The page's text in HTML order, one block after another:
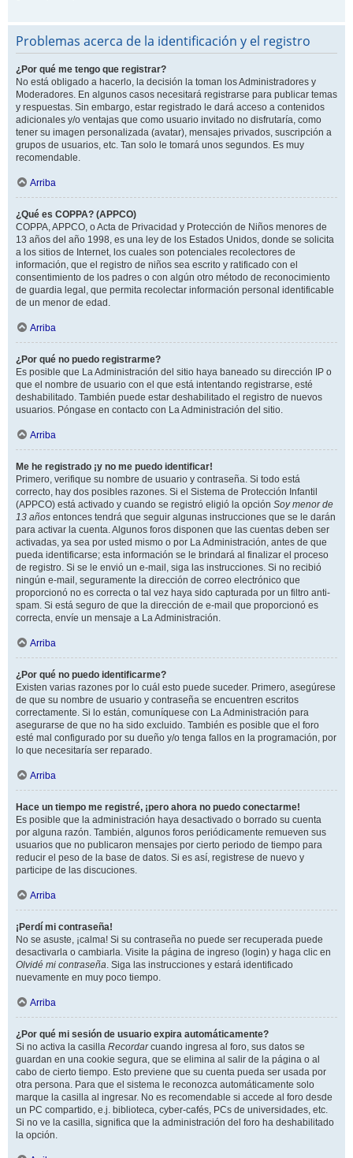
Problemas acerca de la identificación y el registro
¿Por qué me tengo que registrar?
No está obligado a hacerlo, la decisión la toman los Administradores y
Moderadores. En algunos casos necesitará registrarse para publicar temas
y respuestas. Sin embargo, estar registrado le dará acceso a contenidos
adicionales y/o ventajas que como usuario invitado no disfrutaría, como
tener su imagen personalizada (avatar), mensajes privados, suscripción a
grupos de usuarios, etc. Tan solo le tomará unos segundos. Es muy
recomendable.
Arriba
¿Qué es COPPA? (APPCO)
COPPA, APPCO, o Acta de Privacidad y Protección de Niños menores de
13 años del año 1998, es una ley de los Estados Unidos, donde se solicita
a los sitios de Internet, los cuales son potenciales recolectores de
información, que el registro de niños sea escrito y ratificado con el
consentimiento de los padres o con algún otro método de reconocimiento
de guardia legal, que permita recolectar información personal identificable
de un menor de edad.
Arriba
¿Por qué no puedo registrarme?
Es posible que La Administración del sitio haya baneado su dirección IP o
que el nombre de usuario con el que está intentando registrarse, esté
deshabilitado. También puede estar deshabilitado el registro de nuevos
usuarios. Póngase en contacto con La Administración del sitio.
Arriba
Me he registrado ¡y no me puedo identificar!
Primero, verifique su nombre de usuario y contraseña. Si todo está
correcto, hay dos posibles razones. Si el Sistema de Protección Infantil
(APPCO) está activado y cuando se registró eligió la opción Soy menor de
13 años entonces tendrá que seguir algunas instrucciones que se le darán
para activar la cuenta. Algunos foros disponen que las cuentas deben ser
activadas, ya sea por usted mismo o por La Administración, antes de que
pueda identificarse; esta información se le brindará al finalizar el proceso
de registro. Si se le envió un e-mail, siga las instrucciones. Si no recibió
ningún e-mail, seguramente la dirección de correo electrónico que
proporcionó no es correcta o tal vez haya sido capturada por un filtro anti-
spam. Si está seguro de que la dirección de e-mail que proporcionó es
correcta, envíe un mensaje a La Administración.
Arriba
¿Por qué no puedo identificarme?
Existen varias razones por lo cuál esto puede suceder. Primero, asegúrese
de que su nombre de usuario y contraseña se encuentren escritos
correctamente. Si lo están, comuníquese con La Administración para
asegurarse de que no ha sido excluido. También es posible que el foro
esté mal configurado por su dueño y/o tenga fallos en la programación, por
lo que necesitaría ser reparado.
Arriba
Hace un tiempo me registré, ¡pero ahora no puedo conectarme!
Es posible que la administración haya desactivado o borrado su cuenta
por alguna razón. También, algunos foros periódicamente remueven sus
usuarios que no publicaron mensajes por cierto periodo de tiempo para
reducir el peso de la base de datos. Si es así, registrese de nuevo y
participe de las discuciones.
Arriba
¡Perdí mi contraseña!
No se asuste, ¡calma! Si su contraseña no puede ser recuperada puede
desactivarla o cambiarla. Visite la página de ingreso (login) y haga clic en
Olvidé mi contraseña. Siga las instrucciones y estará identificado
nuevamente en muy poco tiempo.
Arriba
¿Por qué mi sesión de usuario expira automáticamente?
Si no activa la casilla Recordarcuando ingresa al foro, sus datos se
guardan en una cookie segura, que se elimina al salir de la página o al
cabo de cierto tiempo. Esto previene que su cuenta pueda ser usada por
otra persona. Para que el sistema le reconozca automáticamente solo
marque la casilla al ingresar. No es recomendable si accede al foro desde
un PC compartido, e.j. biblioteca, cyber-cafés, PCs de universidades, etc.
Si no ve la casilla, significa que la administración del foro ha deshabilitado
la opción.